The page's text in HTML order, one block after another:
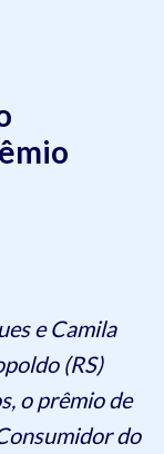
e Camila
(RS)
o prêmio de
do